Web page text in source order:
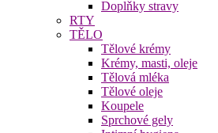
Doplňky stravy
RTY
TĚLO
Tělové krémy
Krémy, masti, oleje
Tělová mléka
Tělové oleje
Koupele
Sprchové gely